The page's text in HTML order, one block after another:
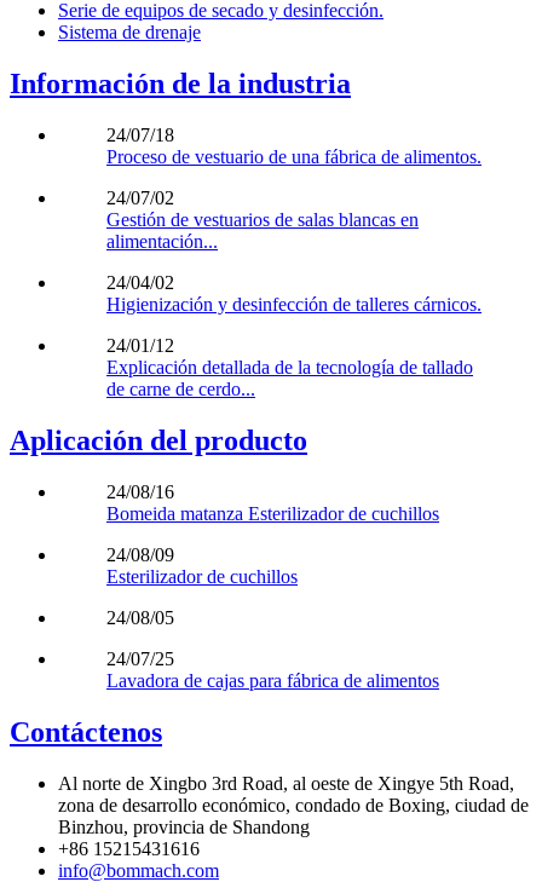
Serie de equipos de secado y desinfección.
Sistema de drenaje
Información de la industria
24/07/18
Proceso de vestuario de una fábrica de alimentos.
24/07/02
Gestión de vestuarios de salas blancas en
alimentación...
24/04/02
Higienización y desinfección de talleres cárnicos.
24/01/12
Explicación detallada de la tecnología de tallado
de carne de cerdo...
Aplicación del producto
24/08/16
Bomeida matanza Esterilizador de cuchillos
24/08/09
Esterilizador de cuchillos
24/08/05
24/07/25
Lavadora de cajas para fábrica de alimentos
Contáctenos
Al norte de Xingbo 3rd Road, al oeste de Xingye 5th Road,
zona de desarrollo económico, condado de Boxing, ciudad de
Binzhou, provincia de Shandong
+86 15215431616
info@bommach.com